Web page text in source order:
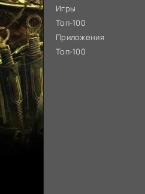
Игры
Топ-100
Приложения
Топ-100